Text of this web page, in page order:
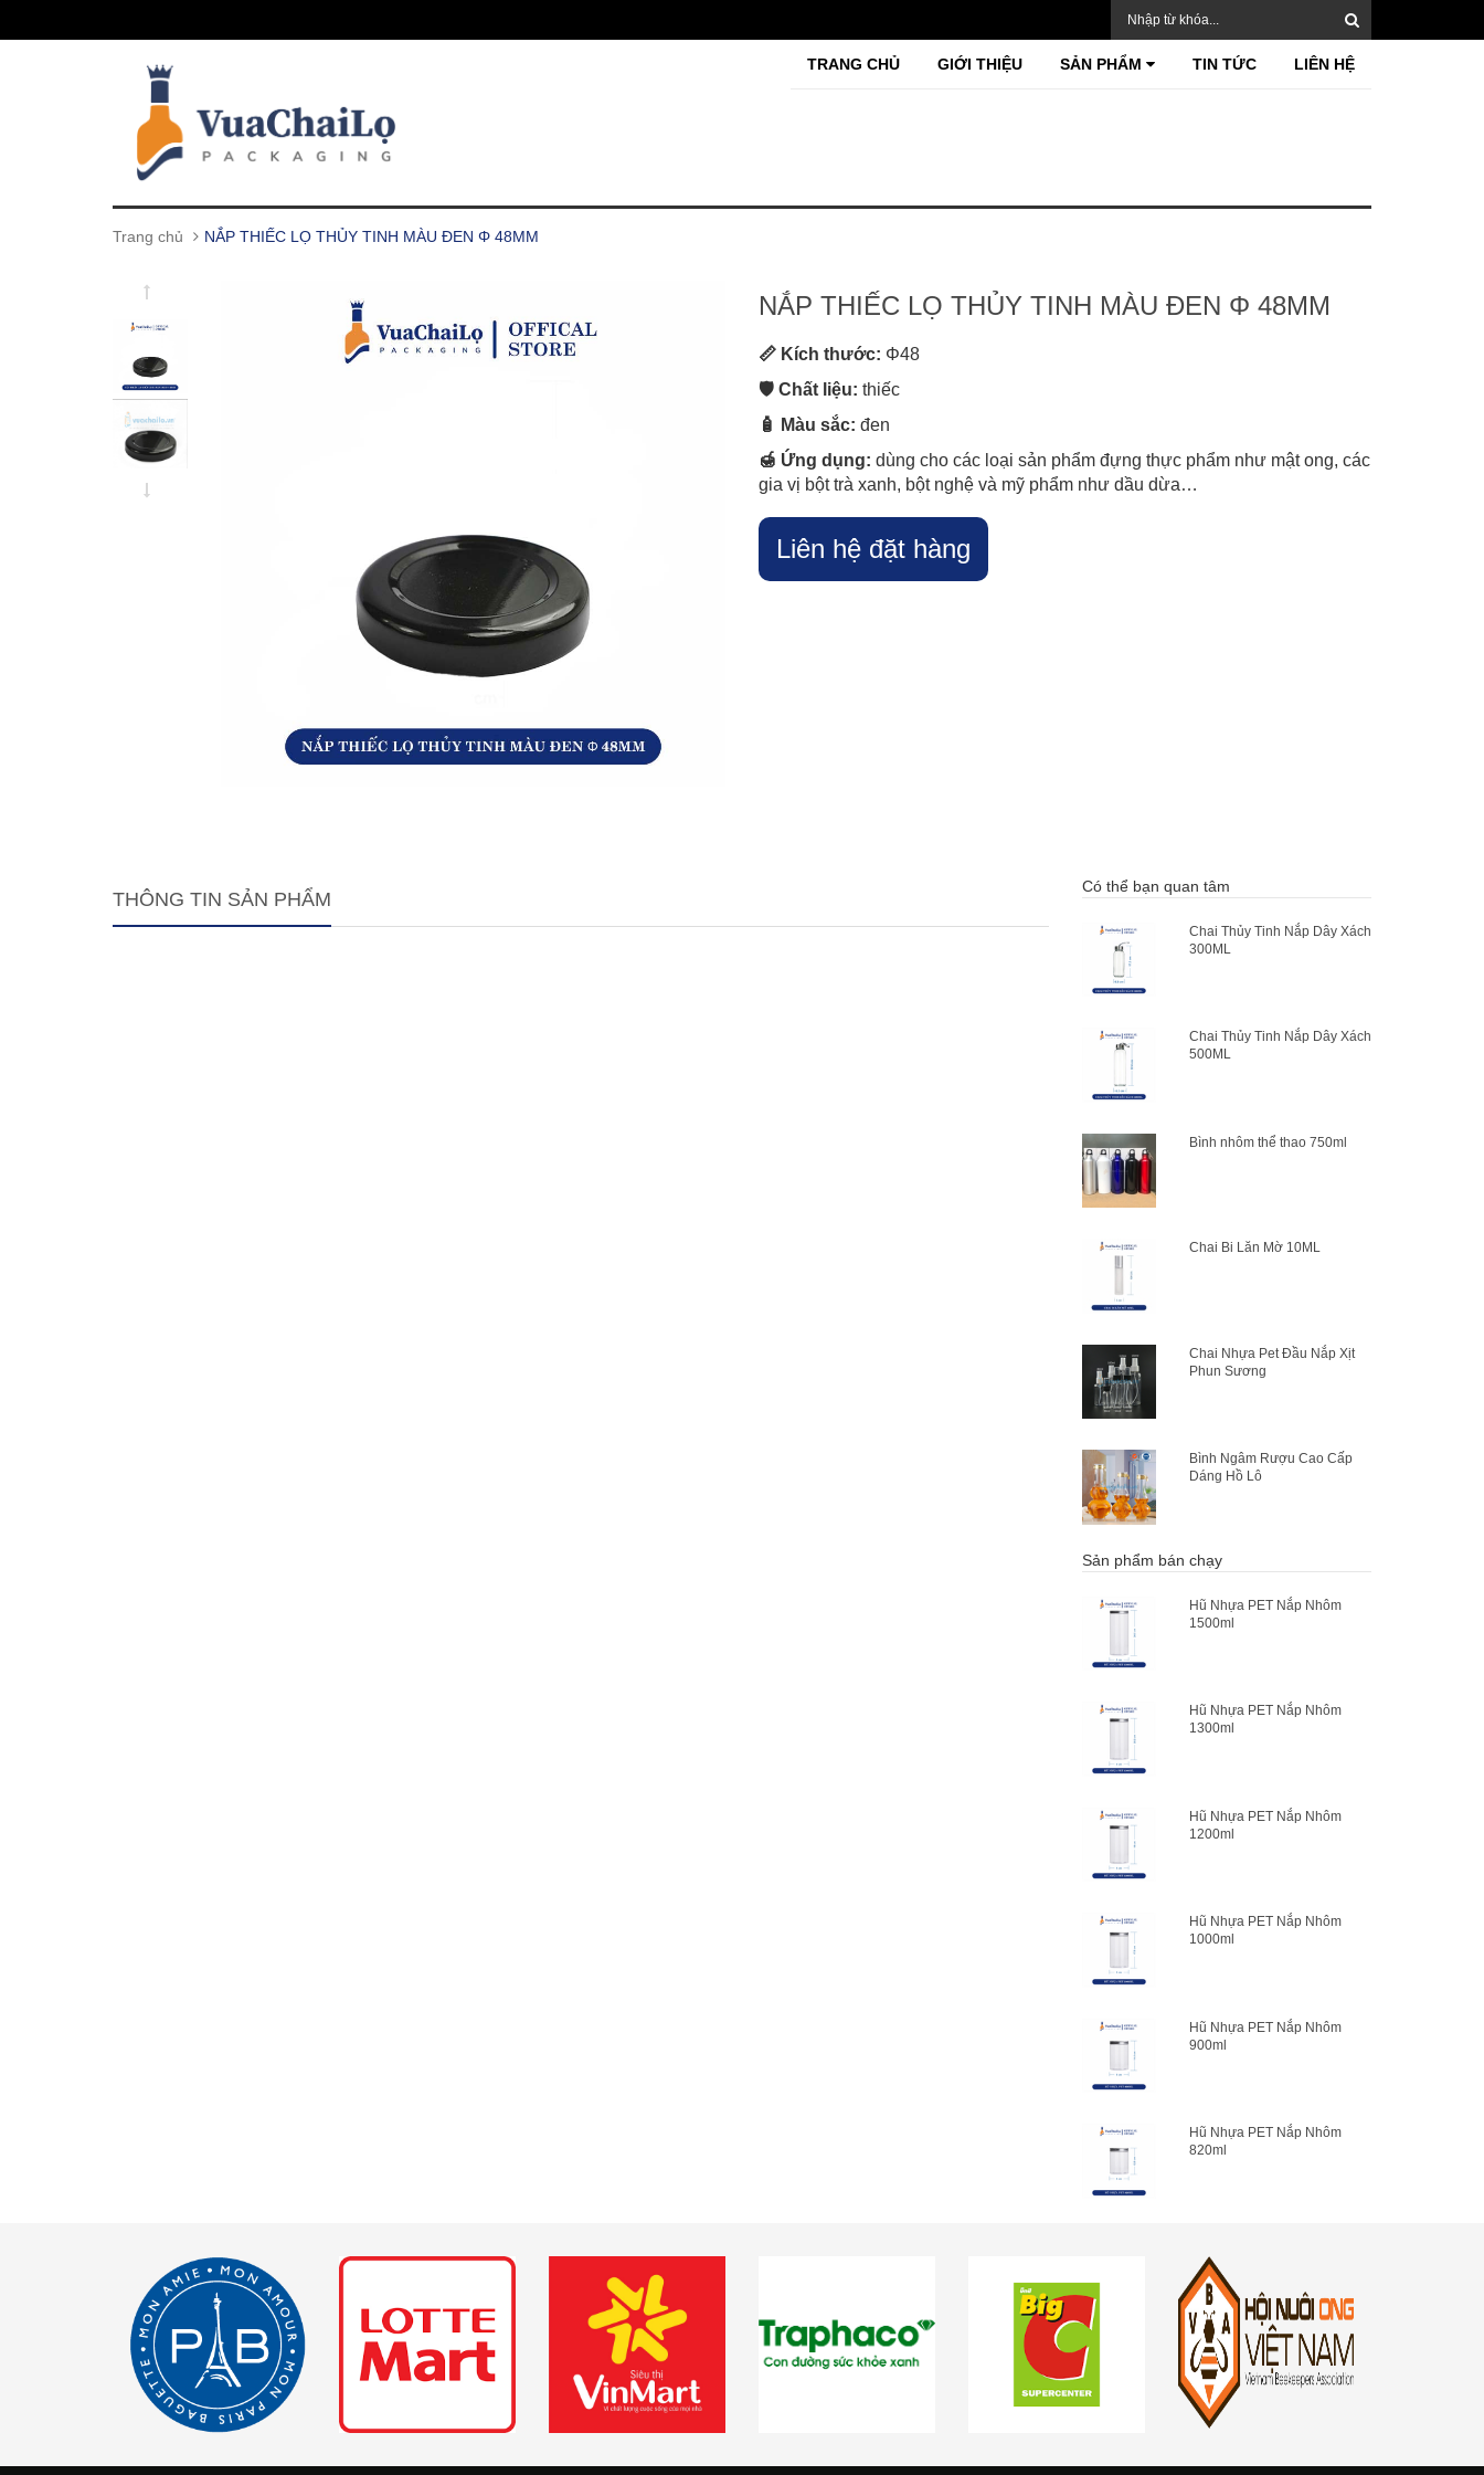
TRANG CHỦ GIỚI THIỆU SẢN PHẨM TIN TỨC LIÊN HỆ
Trang chủ NẮP THIẾC LỌ THỦY TINH MÀU ĐEN Φ 48MM
NẮP THIẾC LỌ THỦY TINH MÀU ĐEN Φ 48MM
📏 Kích thước: Φ48
🛡️ Chất liệu: thiếc
🧴 Màu sắc: đen
🍯 Ứng dụng: dùng cho các loại sản phẩm đựng thực phẩm như mật ong, các
gia vị bột trà xanh, bột nghệ và mỹ phẩm như dầu dừa…
Liên hệ đặt hàng
THÔNG TIN SẢN PHẨM
Có thể bạn quan tâm
Chai Thủy Tinh Nắp Dây Xách
300ML
Chai Thủy Tinh Nắp Dây Xách
500ML
Bình nhôm thể thao 750ml
Chai Bi Lăn Mờ 10ML
Chai Nhựa Pet Đầu Nắp Xịt
Phun Sương
Bình Ngâm Rượu Cao Cấp
Dáng Hồ Lô
Sản phẩm bán chạy
Hũ Nhựa PET Nắp Nhôm
1500ml
Hũ Nhựa PET Nắp Nhôm
1300ml
Hũ Nhựa PET Nắp Nhôm
1200ml
Hũ Nhựa PET Nắp Nhôm
1000ml
Hũ Nhựa PET Nắp Nhôm
900ml
Hũ Nhựa PET Nắp Nhôm
820ml